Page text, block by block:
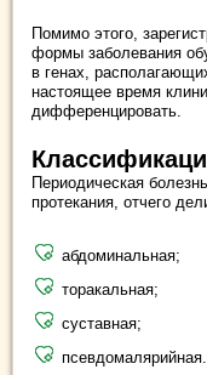
Помимо этого,
формы заболевания
в генах,
настоящее время
дифференцировать.
Периодическая
протекания, отчего
абдоминальная;
торакальная;
суставная;
псевдомалярийная.